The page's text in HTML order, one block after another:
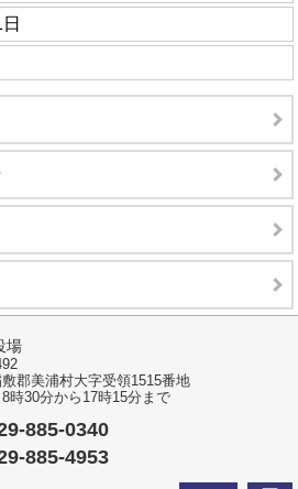
場
郡美浦村大字受領1515番地
8時30分から17時15分まで
885-0340
885-4953